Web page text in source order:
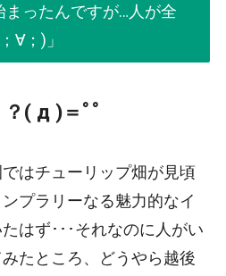
まったんですが…人が全
∀；)」
( д )＝ﾟﾟ
はチューリップ畑が見頃
プラリーなる魅力的なイ
はず･･･それなのに人がい
たところ、どうやら越後